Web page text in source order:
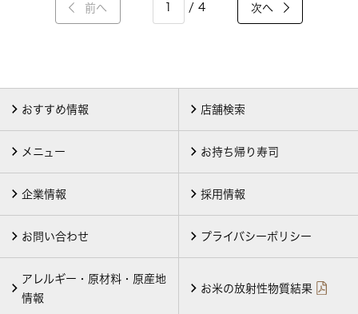
前へ / 4 次へ
おすすめ情報 店舗検索
メニュー お持ち帰り寿司
企業情報 採用情報
お問い合わせ プライバシーポリシー
アレルギー・原材料・原産地
情報
お米の放射性物質結果